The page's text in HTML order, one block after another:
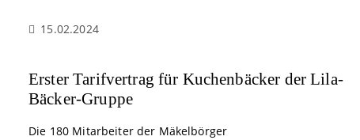
15.02.2024
Erster Tarifvertrag für Kuchenbäcker der Lila-
Bäcker-Gruppe
Die 180 Mitarbeiter der Mäkelbörger